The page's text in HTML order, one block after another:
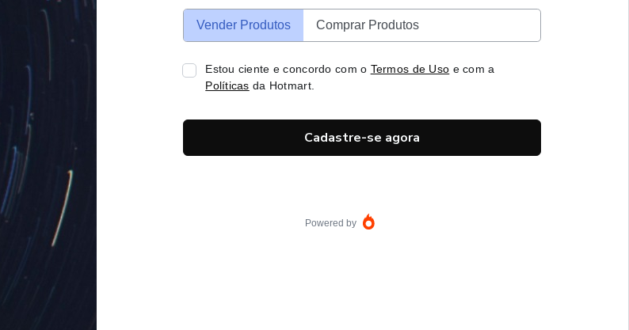
Vender Produtos Comprar Produtos
Estou ciente e concordo com o Termos de Uso e com a
Políticas da Hotmart.
Cadastre-se agora
Powered by